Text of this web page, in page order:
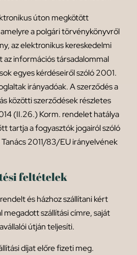
úton megkötött
a polgári törvénykönyvről
az elektronikus kereskedelmi
az információs társadalommal
egyes kérdéseiről szóló 2001.
irányadóak. A szerződés a
közötti szerződések részletes
(II.26.) Korm. rendelet hatálya
tartja a fogyasztók jogairól szóló
2011/83/EU irányelvének
feltételek
és házhoz szállítani kért
szállítási címre, saját
útján teljesíti.
díjat előre fizeti meg.